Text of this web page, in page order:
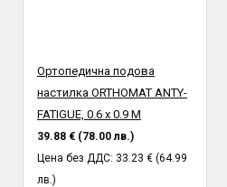
Ортопедична подова
настилка ORTHOMAT ANTY-
FATIGUE, 0.6 х 0.9 M
39.88 € (78.00 лв.)
Цена без ДДС: 33.23 € (64.99
лв.)